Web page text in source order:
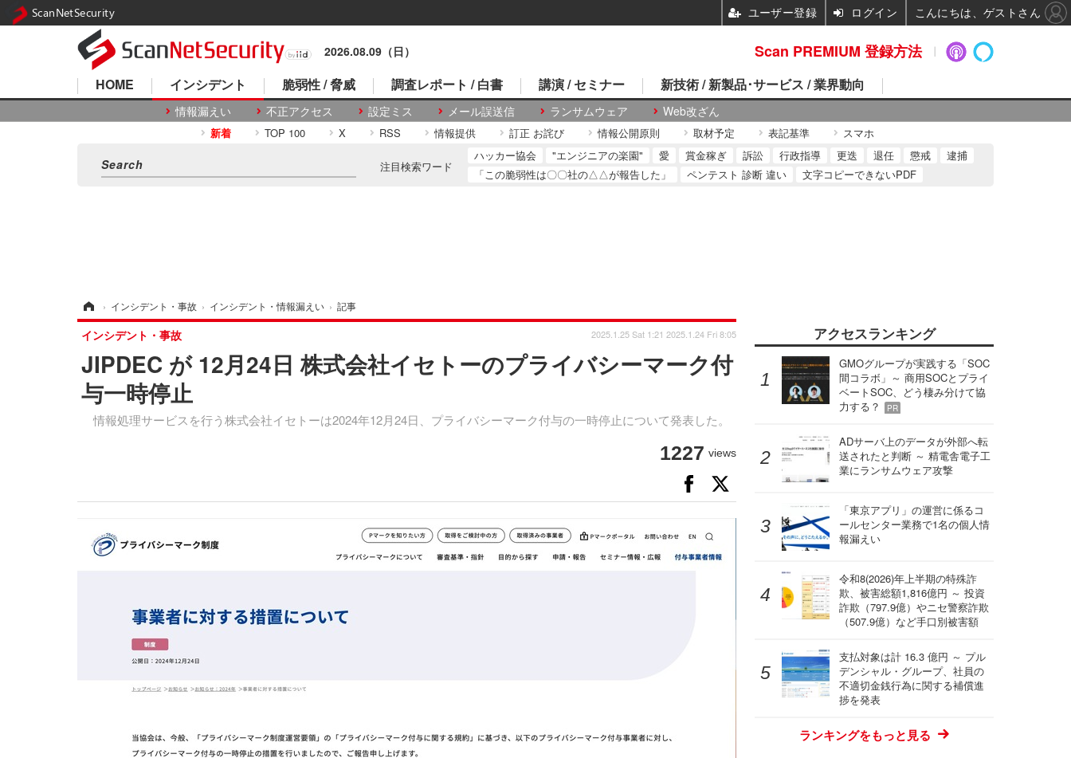
2026.08.09（日）
HOME インシデント
情報漏えい 不正アクセス 設定ミス メール誤送信 ランサムウェア Web改ざん
脆弱性 / 脅威 調査レポート / 白書 講演 / セミナー 新技術 / 新製品･サービス / 業界動向
新着 TOP 100 X RSS 情報提供 訂正 お詫び 情報公開原則 取材予定 表記基準 スマホ
注目検索ワード
ハッカー協会 "エンジニアの楽園" 愛 賞金稼ぎ 訴訟 行政指導 更迭 退任 懲戒
逮捕
「この脆弱性は〇〇社の△△が報告した」
ペンテスト 診断 違い 文字コピーできないPDF
› インシデント・事故 › インシデント・情報漏えい › 記事
JIPDEC が 12月24日 株式会社イセトーのプライバシーマーク付
与一時停止
情報処理サービスを行う株式会社イセトーは2024年12月24日、プライバシーマーク付与の一時停止について発表した。
インシデント・事故 2025.1.25 Sat 1:21 2025.1.24 Fri 8:05
1227 views
アクセスランキング
GMOグループが実践する「SOC
間コラボ」～ 商用SOCとプライ
ベートSOC、どう棲み分けて協
力する？
PR
ADサーバ上のデータが外部へ転
送されたと判断 ～ 精電舎電子工
業にランサムウェア攻撃
「東京アプリ」の運営に係るコ
ールセンター業務で1名の個人情
報漏えい
令和8(2026)年上半期の特殊詐
欺、被害総額1,816億円 ～ 投資
詐欺（797.9億）やニセ警察詐欺
（507.9億）など手口別被害額
支払対象は計 16.3 億円 ～ プル
デンシャル・グループ、社員の
不適切金銭行為に関する補償進
捗を発表
ランキングをもっと見る
Scan PREMIUM 登録方法
ScanNetSecurity ユーザー登録 ログイン こんにちは、ゲストさん